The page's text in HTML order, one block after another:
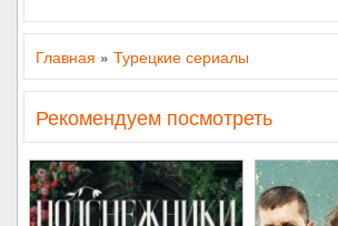
Главная » Турецкие сериалы
Рекомендуем посмотреть